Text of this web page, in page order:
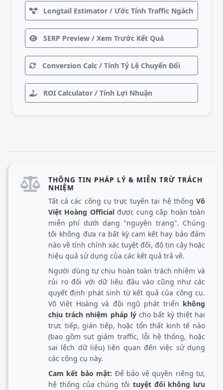
Longtail Estimator / Ước Tính Traffic Ngách
SERP Preview / Xem Trước Kết Quả
Conversion Calc / Tính Tỷ Lệ Chuyển Đổi
ROI Calculator / Tính Lợi Nhuận
THÔNG TIN PHÁP LÝ & MIỄN TRỪ TRÁCH
NHIỆM
Tất cả các công cụ trực tuyến tại hệ thống Võ
Việt Hoàng Officialđược cung cấp hoàn toàn
miễn phí dưới dạng "nguyên trạng". Chúng
tôi không đưa ra bất kỳ cam kết hay bảo đảm
nào về tính chính xác tuyệt đối, độ tin cậy hoặc
hiệu quả sử dụng của các kết quả trả về.
Người dùng tự chịu hoàn toàn trách nhiệm và
rủi ro đối với dữ liệu đầu vào cũng như các
quyết định phát sinh từ kết quả của công cụ.
Võ Việt Hoàng và đội ngũ phát triển không
chịu trách nhiệm pháp lýcho bất kỳ thiệt hại
trực tiếp, gián tiếp, hoặc tổn thất kinh tế nào
(bao gồm sụt giảm traffic, lỗi hệ thống, hoặc
sai lệch dữ liệu) liên quan đến việc sử dụng
các công cụ này.
Cam kết bảo mật: Để bảo vệ quyền riêng tư,
hệ thống của chúng tôi tuyệt đối không lưu